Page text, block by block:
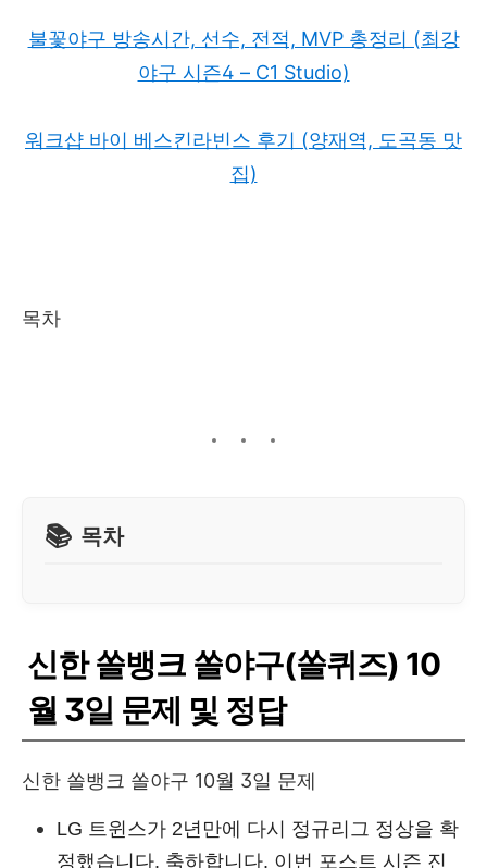
불꽃야구 방송시간, 선수, 전적, MVP 총정리 (최강
야구 시즌4 – C1 Studio)
워크샵 바이 베스킨라빈스 후기 (양재역, 도곡동 맛
집)
목차
목차
신한 쏠뱅크 쏠야구(쏠퀴즈) 10
월 3일 문제 및 정답
신한 쏠뱅크 쏠야구 10월 3일 문제
LG 트윈스가 2년만에 다시 정규리그 정상을 확
정했습니다. 축하합니다. 이번 포스트 시즌 진